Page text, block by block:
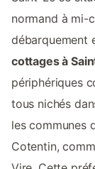
normand à mi-
débarquement
cottages à
périphériques
tous nichés
les communes
Cotentin,